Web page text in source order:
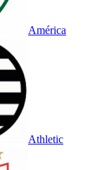
América
Athletic